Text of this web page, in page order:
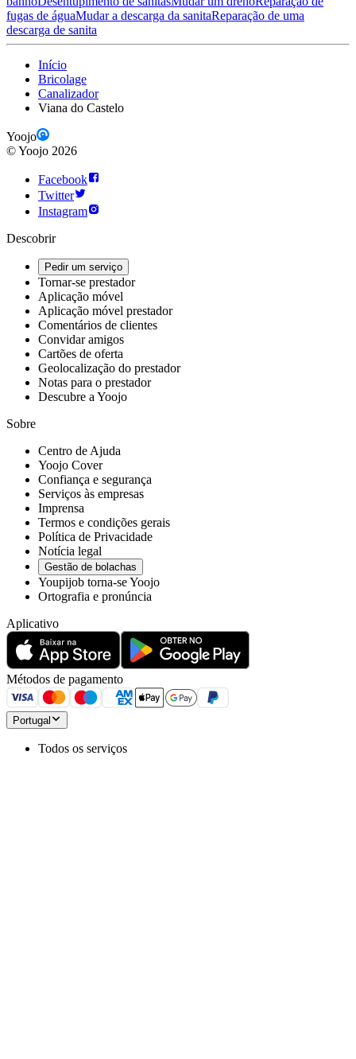
fugas de águaMudar a descarga da sanitaReparação de uma
descarga de sanita
Início
Bricolage
Canalizador
Viana do Castelo
Yoojo
©Yoojo 2026
Facebook
Twitter
Instagram
Descobrir
Pedir um serviço
Tornar-se prestador
Aplicação móvel
Aplicação móvel prestador
Comentários de clientes
Convidar amigos
Cartões de oferta
Geolocalização do prestador
Notas para o prestador
Descubre a Yoojo
Sobre
Centro de Ajuda
Yoojo Cover
Confiança e segurança
Serviços às empresas
Imprensa
Termos e condições gerais
Política de Privacidade
Notícia legal
Gestão de bolachas
Youpijob torna-se Yoojo
Ortografia e pronúncia
Aplicativo
Métodos de pagamento
Portugal
Todos os serviços